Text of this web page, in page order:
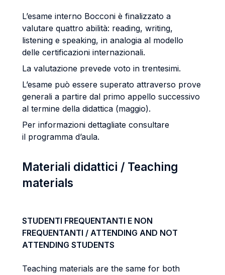
L’esame interno Bocconi è finalizzato a
valutare quattro abilità: reading, writing,
listening e speaking, in analogia al modello
delle certificazioni internazionali.
La valutazione prevede voto in trentesimi.
L’esame può essere superato attraverso prove
generali a partire dal primo appello successivo
al termine della didattica (maggio).
Per informazioni dettagliate consultare
il programma d’aula.
Materiali didattici / Teaching
materials
STUDENTI FREQUENTANTI E NON
FREQUENTANTI / ATTENDING AND NOT
ATTENDING STUDENTS
Teaching materials are the same for both